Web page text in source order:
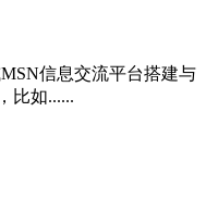
信息交流平台搭建与
比如......